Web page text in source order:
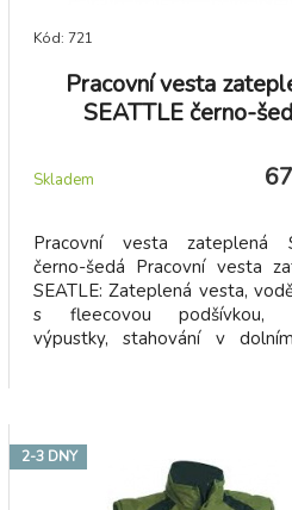
Kód: 721
Pracovní vesta
SEATTLE černo-
Skladem
Pracovní vesta zateplená
černo-šedá Pracovní vesta
SEATLE: Zateplená vesta,
s fleecovou podšívkou,
výpustky, stahování v
2-3 DNY